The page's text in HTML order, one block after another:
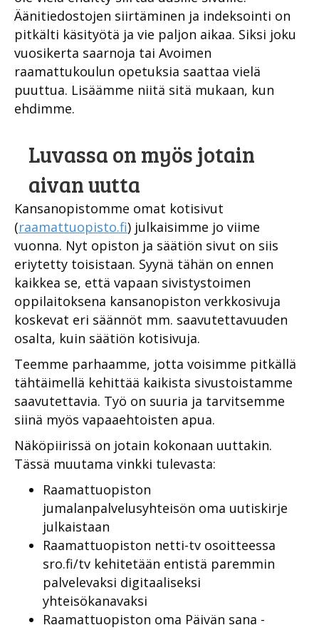
Äänitiedostojen siirtäminen ja indeksointi on
pitkälti käsityötä ja vie paljon aikaa. Siksi joku
vuosikerta saarnoja tai Avoimen
raamattukoulun opetuksia saattaa vielä
puuttua. Lisäämme niitä sitä mukaan, kun
ehdimme.
Luvassa on myös jotain
aivan uutta
Kansanopistomme omat kotisivut
(raamattuopisto.fi) julkaisimme jo viime
vuonna. Nyt opiston ja säätiön sivut on siis
eriytetty toisistaan. Syynä tähän on ennen
kaikkea se, että vapaan sivistystoimen
oppilaitoksena kansanopiston verkkosivuja
koskevat eri säännöt mm. saavutettavuuden
osalta, kuin säätiön kotisivuja.
Teemme parhaamme, jotta voisimme pitkällä
tähtäimellä kehittää kaikista sivustoistamme
saavutettavia. Työ on suuria ja tarvitsemme
siinä myös vapaaehtoisten apua.
Näköpiirissä on jotain kokonaan uuttakin.
Tässä muutama vinkki tulevasta:
Raamattuopiston
jumalanpalvelusyhteisön oma uutiskirje
julkaistaan
Raamattuopiston netti-tv osoitteessa
sro.fi/tv kehitetään entistä paremmin
palvelevaksi digitaaliseksi
yhteisökanavaksi
Raamattuopiston oma Päivän sana -